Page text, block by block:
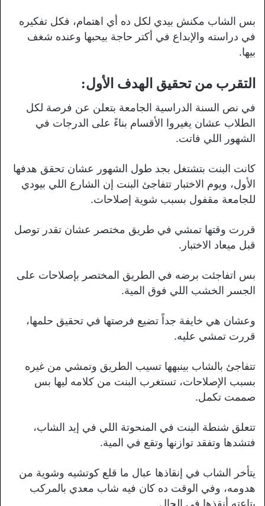
بس الشاب مكنش بيدي لكل ده أي اهتمام، فكل تفكيره
في دراسته والإبداع في أكتر حاجة بيحبها وعنده شغف
بيها.
التقرب من تحقيق الهدف الأول:
في نص السنة الدراسية الجامعة بتعلن عن فرصة لكل
الطلاب عشان يغيروا الأقسام بناءً على الدرجات في
الشهور اللي فاتت.
كانت البنت بتشتغل بجد طول الشهور عشان تحقق هدفها
الأول، ويوم الاختبار تتفاجئ البنت إن الشارع اللي بيودي
للجامعة مقفول بسبب شوية إصلاحات.
قررت وقتها تمشي في طريق مختصر عشان تقدر توصل
قبل ميعاد الاختبار.
بس اتفاجئت برضه في الطريق المختصر بإصلاحات على
الجسر الخشب اللي فوق المية.
وعشان هي خايفة جداً تضيع فرصتها في تحقيق حلمها،
قررت تمشي عليه.
تتفاجئ بالشاب بينبهها تسيب الطريق وتمشي من غيره
بسبب الإصلاحات، تستغرب البنت من كلامه ليها بس
صممت تكمل.
تتعلق شنطة البنت في المنحوتة اللي في إيد الشاب،
فتشدها وتفقد توازنها وتقع في المية.
يتأخر الشاب في إنقاذها عبال ما قلع كوتشيه وشوية من
هدومه، وفي الوقت ده كان فيه شاب معدي بالمركب
بتاعته أنقذها في الحال.